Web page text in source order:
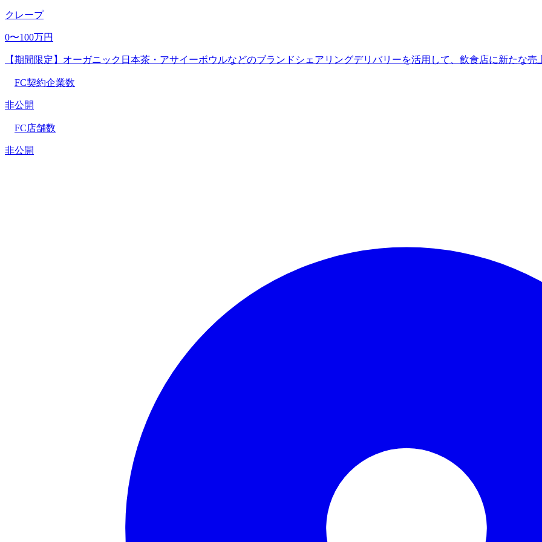
クレープ
0〜100万円
【期間限定】オーガニック日本茶・アサイーボウルなどのブランドシェアリングデリバリーを活用して、飲食店に新たな売
FC契約企業数
非公開
FC店舗数
非公開